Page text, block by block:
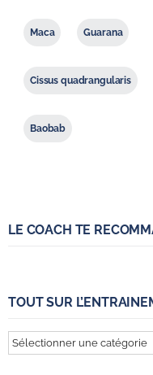
Maca Guarana
Cissus quadrangularis
Baobab
LE COACH TE
TOUT SUR
Tout
sur